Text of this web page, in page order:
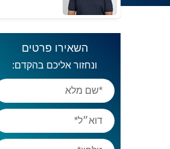
השאירו פרטים
ונחזור אליכם בהקדם: